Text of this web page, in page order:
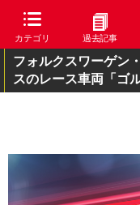
カテゴリ 過去記事
フォルクスワーゲン
スのレース車両「ゴ